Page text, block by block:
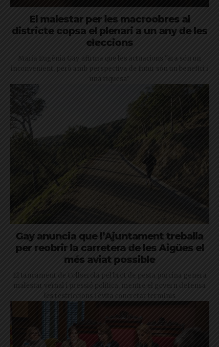
El malestar per les macroobres al
districte copsa el plenari a un any de les
eleccions
Maria Eugènia Gay afirma que les actuacions "ara són un
inconvenient, però amb perspectiva de futur són un benefici i
una riquesa"
Gay anuncia que l’Ajuntament treballa
per reobrir la carretera de les Aigües el
més aviat possible
El tancament de Collserola pel brot de pesta porcina genera
malestar veïnal i pressió política, mentre el govern defensa
les restriccions i evita concretar terminis